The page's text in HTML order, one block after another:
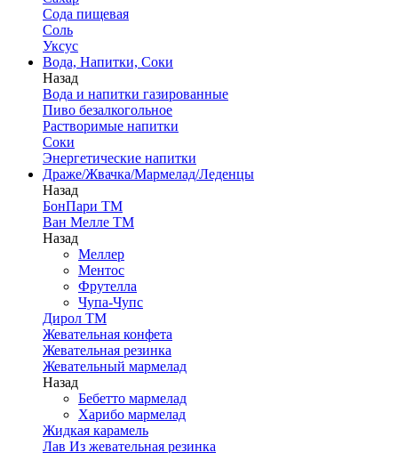
Сода пищевая
Соль
Уксус
Вода, Напитки, Соки
Назад
Вода и напитки газированные
Пиво безалкогольное
Растворимые напитки
Соки
Энергетические напитки
Драже/Жвачка/Мармелад/Леденцы
Назад
БонПари ТМ
Ван Мелле ТМ
Назад
Меллер
Ментос
Фрутелла
Чупа-Чупс
Дирол ТМ
Жевательная конфета
Жевательная резинка
Жевательный мармелад
Назад
Бебетто мармелад
Харибо мармелад
Жидкая карамель
Лав Из жевательная резинка